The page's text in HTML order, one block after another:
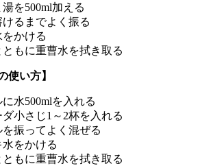
を500ml加える
るまでよく振る
かける
もに重曹水を拭き取る
使い方】
水500mlを入れる
小さじ1～2杯を入れる
振ってよく混ぜる
をかける
もに重曹水を拭き取る